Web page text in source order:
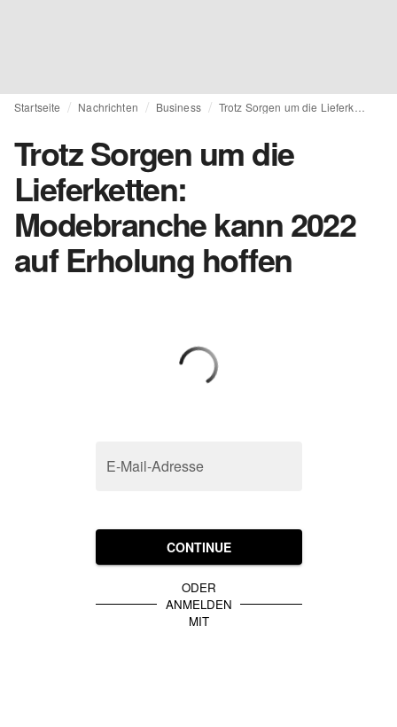
Startseite Nachrichten Business
Trotz Sorgen um die
Lieferketten:
Modebranche kann 2022
auf Erholung hoffen
E-Mail-Adresse
CONTINUE
ODER
ANMELDEN
MIT